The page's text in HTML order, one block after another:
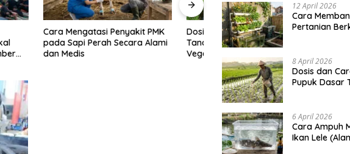
PMK
Alami
Dosis dan Cara Pemupukan
Tanaman Padi pada Fase
Vegetatif Aktif yang Tepat
Penerapan IoT dalam
Pertanian Modern di Indonesia
12 April 2026
Cara
Pertanian
8 April 2026
Dosis dan
Pupuk Dasar
6 April 2026
Cara Ampuh
Ikan Lele